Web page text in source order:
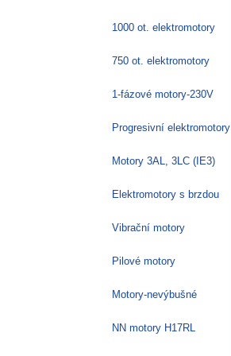
1000 ot. elektromotory
750 ot. elektromotory
1-fázové motory-230V
Progresivní elektromotory
Motory 3AL, 3LC (IE3)
Elektromotory s brzdou
Vibrační motory
Pilové motory
Motory-nevýbušné
NN motory H17RL